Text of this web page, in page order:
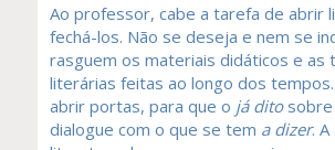
Ao professor, cabe a tarefa de abrir
fechá-los. Não se deseja e nem se
rasguem os materiais didáticos e as
literárias feitas ao longo dos
abrir portas, para que o já ditosobre
dialogue com o que se tem a dizer. A